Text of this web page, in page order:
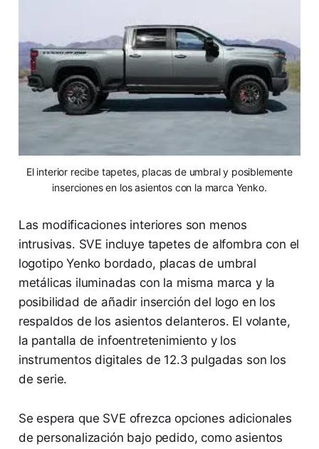
El interior recibe tapetes, placas de umbral y posiblemente
inserciones en los asientos con la marca Yenko.
Las modificaciones interiores son menos
intrusivas. SVE incluye tapetes de alfombra con el
logotipo Yenko bordado, placas de umbral
metálicas iluminadas con la misma marca y la
posibilidad de añadir inserción del logo en los
respaldos de los asientos delanteros. El volante,
la pantalla de infoentretenimiento y los
instrumentos digitales de 12.3 pulgadas son los
de serie.
Se espera que SVE ofrezca opciones adicionales
de personalización bajo pedido, como asientos